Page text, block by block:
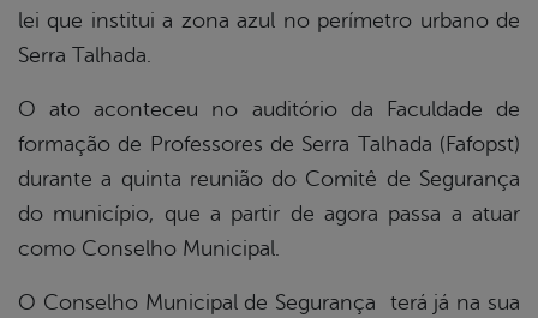
lei que institui a zona azul no perímetro urbano de
Serra Talhada.
O ato aconteceu no auditório da Faculdade de
formação de Professores de Serra Talhada (Fafopst)
durante a quinta reunião do Comitê de Segurança
do município, que a partir de agora passa a atuar
como Conselho Municipal.
O Conselho Municipal de Segurança terá já na sua